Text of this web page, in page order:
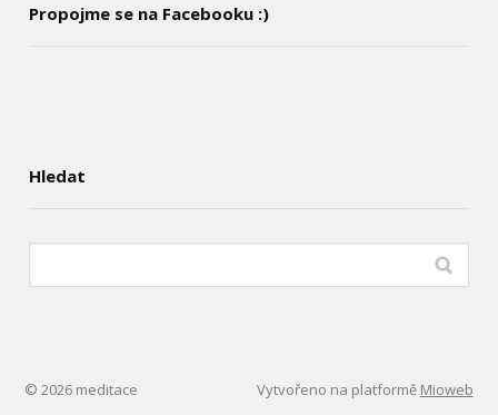
Propojme se na Facebooku :)
Hledat
© 2026 meditace Vytvořeno na platformě Mioweb